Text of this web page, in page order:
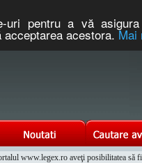
uri pentru a vă
acceptarea acestora.Mai
Integrat al Parcului Auto